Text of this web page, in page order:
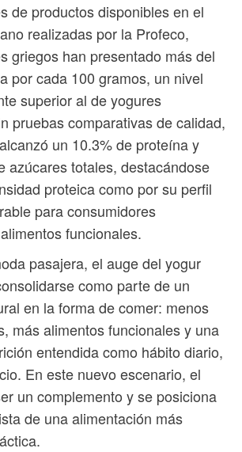
de productos disponibles en el
realizadas por la Profeco,
griegos han presentado más del
por cada 100 gramos, un nivel
superior al de yogures
pruebas comparativas de calidad,
un 10.3% de proteína y
azúcares totales, destacándose
proteica como por su perfil
para consumidores
funcionales.
pasajera, el auge del yogur
como parte de un
en la forma de comer: menos
más alimentos funcionales y una
entendida como hábito diario,
En este nuevo escenario, el
un complemento y se posiciona
de una alimentación más